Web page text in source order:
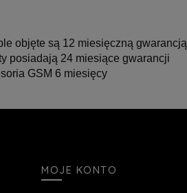
objęte są 12 miesięczną gwarancją
posiadają 24 miesiące gwarancji
GSM 6 miesięcy
MOJE KONTO